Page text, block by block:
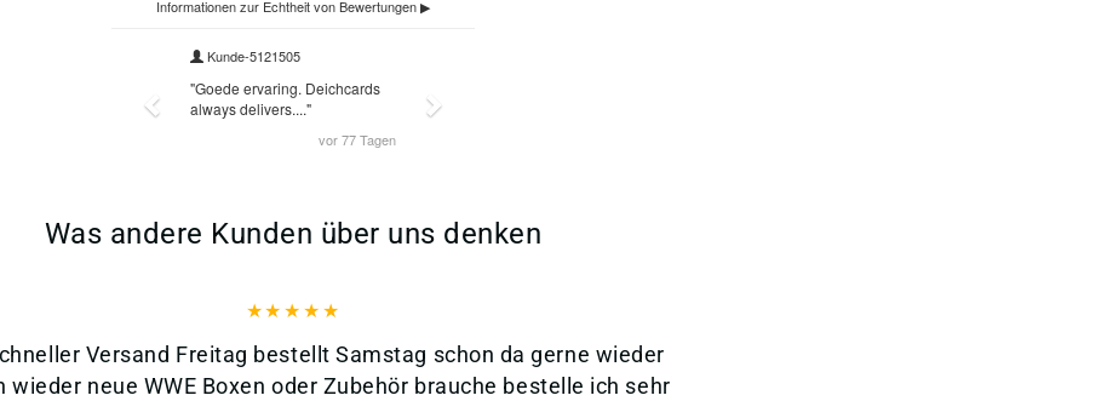
Was andere Kunden über uns denken
Versand Freitag bestellt Samstag schon da gerne wieder
wieder neue WWE Boxen oder Zubehör brauche bestelle ich sehr